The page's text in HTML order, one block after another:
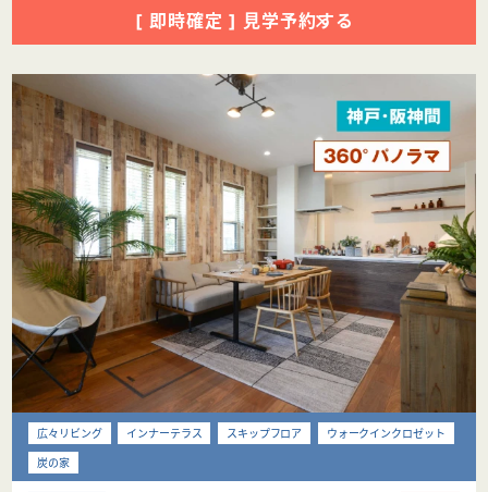
[ 即時確定 ] 見学予約する
広々リビング インナーテラス スキップフロア
ウォークインクロゼット
炭の家